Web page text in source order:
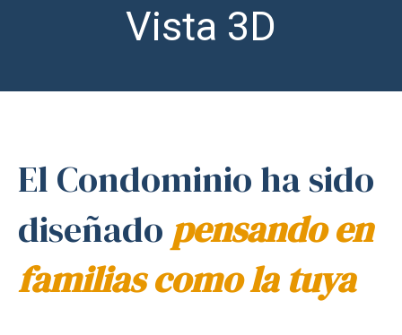
Vista 3D
El Condominio ha sido
diseñado pensando en
familias como la tuya